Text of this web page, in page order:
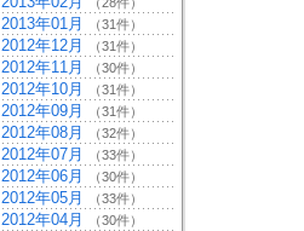
2013年01月 （31件）
2012年12月 （31件）
2012年11月 （30件）
2012年10月 （31件）
2012年09月 （31件）
2012年08月 （32件）
2012年07月 （33件）
2012年06月 （30件）
2012年05月 （33件）
2012年04月 （30件）